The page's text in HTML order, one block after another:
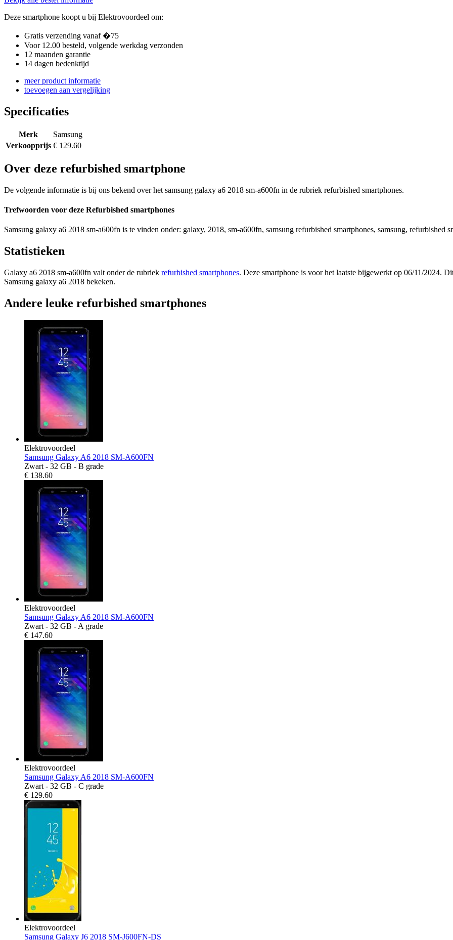
Deze smartphone koopt u bij Elektrovoordeel om:
Gratis verzending vanaf �75
Voor 12.00 besteld, volgende werkdag verzonden
12 maanden garantie
14 dagen bedenktijd
meer product informatie
toevoegen aan vergelijking
Specificaties
Merk
Samsung
Verkoopprijs € 129.60
Over deze refurbished smartphone
De volgende informatie is bij ons bekend over het samsung galaxy a6 2018 sm-a600fn in de rubriek refurbished smartphones.
Trefwoorden voor deze Refurbished smartphones
Samsung galaxy a6 2018 sm-a600fn is te vinden onder: galaxy, 2018, sm-a600fn, samsung refurbished smartphones, samsung, refurbished
Statistieken
Galaxy a6 2018 sm-a600fn valt onder de rubriek refurbished smartphones. Deze smartphone is voor het laatste bijgewerkt op 06/11/2024.
Samsung galaxy a6 2018 bekeken.
Andere leuke refurbished smartphones
Elektrovoordeel
Samsung Galaxy A6 2018 SM-A600FN
Zwart - 32 GB - B grade
€ 138.60
Elektrovoordeel
Samsung Galaxy A6 2018 SM-A600FN
Zwart - 32 GB - A grade
€ 147.60
Elektrovoordeel
Samsung Galaxy A6 2018 SM-A600FN
Zwart - 32 GB - C grade
€ 129.60
Elektrovoordeel
Samsung Galaxy J6 2018 SM-J600FN-DS